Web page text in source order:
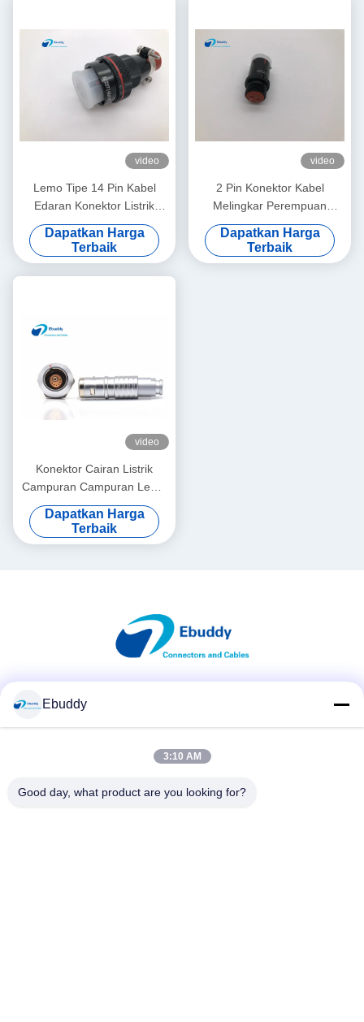
video
Lemo Tipe 14 Pin Kabel
Edaran Konektor Listrik
Solder Hubungi XC22T14KH
W
Dapatkan Harga
Terbaik
video
2 Pin Konektor Kabel
Melingkar Perempuan
XC14Y2ZH Lemo Debu Cap
Untuk Plug / Socket
Dapatkan Harga
Terbaik
video
Konektor Cairan Listrik
Campuran Campuran Lemo
Kompatibel 2K 6 + 1 Pin
Konektor Pria Dan Wanita
Dapatkan Harga
Terbaik
Ebuddy
3:10 AM
Good day, what product are you looking for?